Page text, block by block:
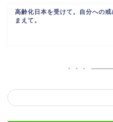
高齢化日本を受けて。自分への戒
まえて。